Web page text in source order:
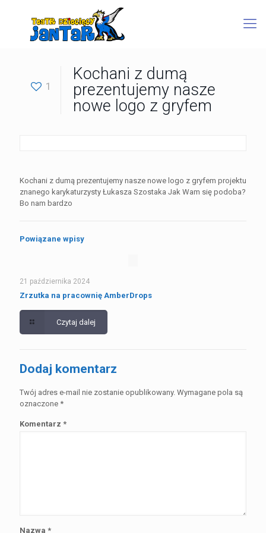
1
Kochani z dumą
prezentujemy nasze
nowe logo z gryfem
Kochani z dumą prezentujemy nasze nowe logo z gryfem projektu
znanego karykaturzysty Łukasza Szostaka Jak Wam się podoba?
Bo nam bardzo
Powiązane wpisy
21 października 2024
Zrzutka na pracownię AmberDrops
Czytaj dalej
Dodaj komentarz
Twój adres e-mail nie zostanie opublikowany. Wymagane pola są
oznaczone *
Komentarz *
Nazwa *